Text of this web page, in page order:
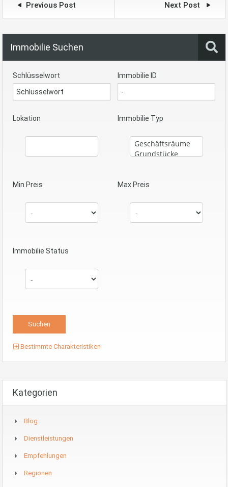
Previous Post Next Post
Immobilie Suchen
Schlüsselwort Immobilie ID
Lokation Immobilie Typ
Min Preis Max Preis
Immobilie Status
Bestimmte Charakteristiken
Kategorien
Blog
Dienstleistungen
Empfehlungen
Regionen